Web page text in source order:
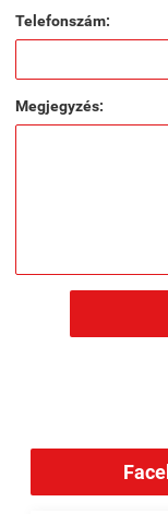
Telefonszám:
Megjegyzés: